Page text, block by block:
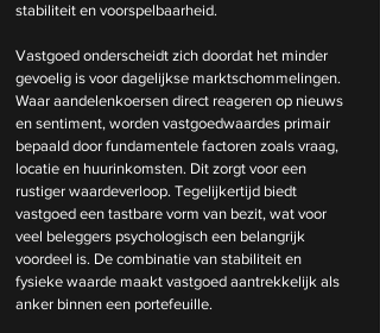
stabiliteit en voorspelbaarheid.
Vastgoed onderscheidt zich doordat het minder
gevoelig is voor dagelijkse marktschommelingen.
Waar aandelenkoersen direct reageren op nieuws
en sentiment, worden vastgoedwaardes primair
bepaald door fundamentele factoren zoals vraag,
locatie en huurinkomsten. Dit zorgt voor een
rustiger waardeverloop. Tegelijkertijd biedt
vastgoed een tastbare vorm van bezit, wat voor
veel beleggers psychologisch een belangrijk
voordeel is. De combinatie van stabiliteit en
fysieke waarde maakt vastgoed aantrekkelijk als
anker binnen een portefeuille.